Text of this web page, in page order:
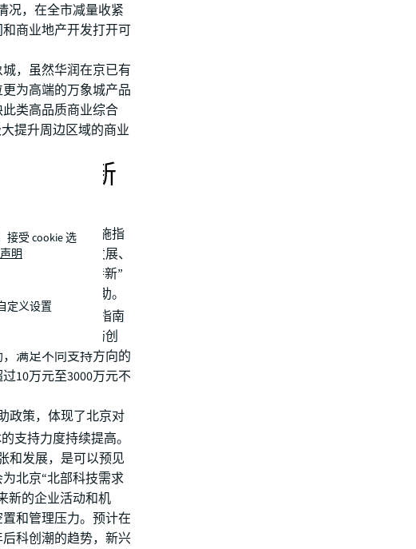
况，在全市减量收紧
商业地产开发打开可
，虽然华润在京已有
为高端的万象城产品
类高品质商业综合
提升周边区域的商业
专精特新
企业发展资金实施指
企业服务体系发展、
造业领域“专精特新”
高100万元的补助。
业发展资金实施指南
电新材料、医药创
满足不同支持方向的
10万元至3000万元不
政策，体现了北京对
支持力度持续提高。
和发展，是可以预见
北京“北部科技需求
新的企业活动和机
和管理压力。预计在
科创潮的趋势，新兴
接受 cookie 选
明
定义设置